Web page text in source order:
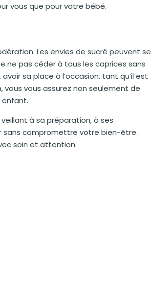
vous que pour votre bébé.
Les envies de sucré peuvent se
ne pas céder à tous les caprices sans
sa place à l’occasion, tant qu’il est
vous assurez non seulement de
à sa préparation, à ses
sans compromettre votre bien-être.
soin et attention.